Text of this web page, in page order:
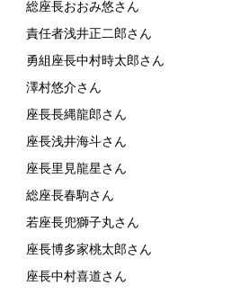
総座長おおみ悠さん
責任者浅井正二郎さん
勇組座長中村時太郎さん
澤村悠介さん
座長長縄龍郎さん
座長浅井海斗さん
座長里見龍星さん
総座長春駒さん
若座長兜獅子丸さん
座長博多家桃太郎さん
座長中村喜道さん